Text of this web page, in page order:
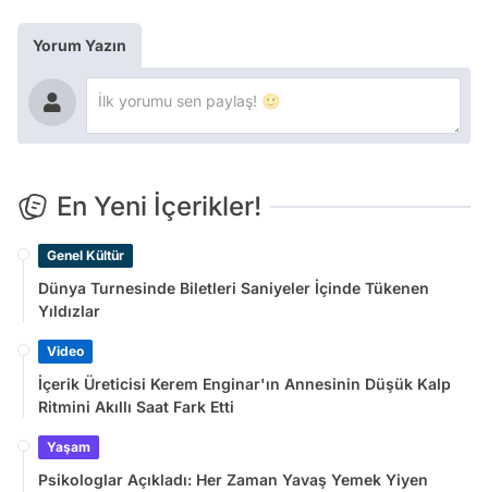
Yorum Yazın
En Yeni İçerikler!
Genel Kültür
Dünya Turnesinde Biletleri Saniyeler İçinde Tükenen
Yıldızlar
Video
İçerik Üreticisi Kerem Enginar'ın Annesinin Düşük Kalp
Ritmini Akıllı Saat Fark Etti
Yaşam
Psikologlar Açıkladı: Her Zaman Yavaş Yemek Yiyen